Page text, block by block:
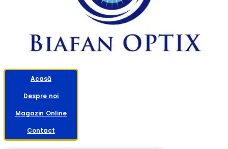
Acasă
Despre noi
Magazin Online
Contact